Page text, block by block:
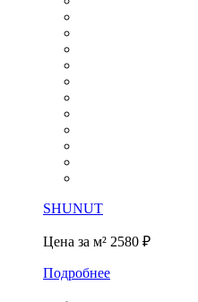
SHUNUT
Цена за м² 2580 ₽
Подробнее